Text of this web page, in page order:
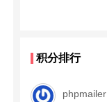
积分排行
phpmailer